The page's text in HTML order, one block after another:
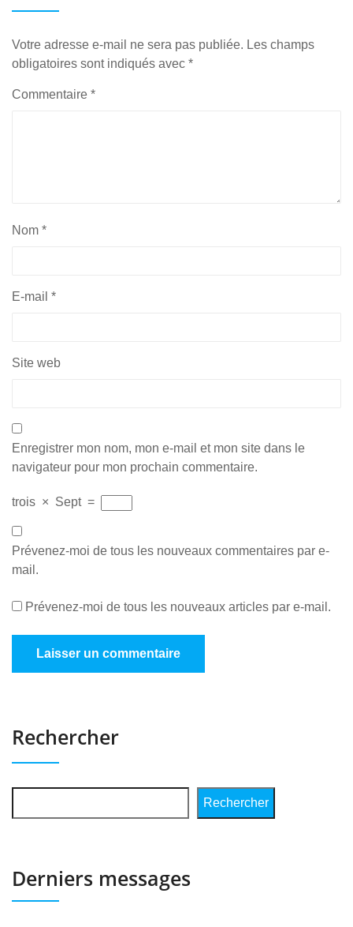
Votre adresse e-mail ne sera pas publiée. Les champs
obligatoires sont indiqués avec *
Commentaire *
Nom *
E-mail *
Site web
Enregistrer mon nom, mon e-mail et mon site dans le
navigateur pour mon prochain commentaire.
trois × Sept =
Prévenez-moi de tous les nouveaux commentaires par e-
mail.
Prévenez-moi de tous les nouveaux articles par e-mail.
Rechercher
Rechercher
Derniers messages